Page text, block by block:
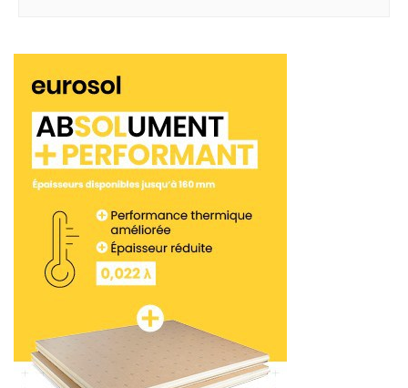
supérieures au niveau des arêtes (seulement 13
mm non poncés en raz de mur). Alors que la
rotation en sens inverse permet d’obtenir un effet
de ponçage plus marqué au centre.
Radio-contrôlées, les ponceuses de sol PG sont
équipées d’une fonction d’oscillation pour des sols
plus plats et l’élimination des lignes et des crêtes.
Mais aussi d’une propulsion stable et précise pour
un ponçage au plus près des murs. Et d’un
nouveau moteur haut de gamme de 15 kW/20 ch
générant une augmentation de la puissance
jusqu’à 36 %. En option, des lests permettent de
faire varier la pression de ponçage. Enfin, légère et
facile à utiliser, la radiocommande est disponible